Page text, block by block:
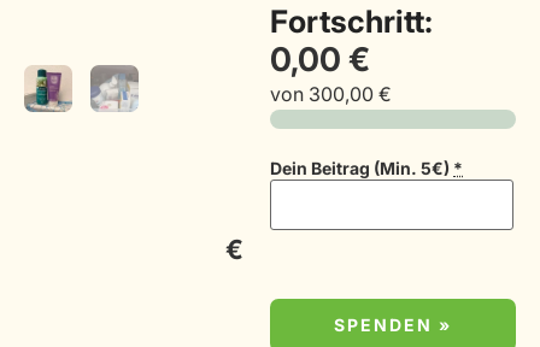
Fortschritt:
0,00 €
von 300,00 €
Dein Beitrag (Min. 5€) *
€
SPENDEN »